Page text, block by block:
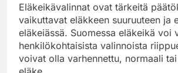
Eläkeikävalinnat ovat tärkeitä
vaikuttavat eläkkeen suuruuteen ja
eläkeiässä. Suomessa eläkeikä voi
henkilökohtaisista valinnoista
voivat olla varhennettu, normaali